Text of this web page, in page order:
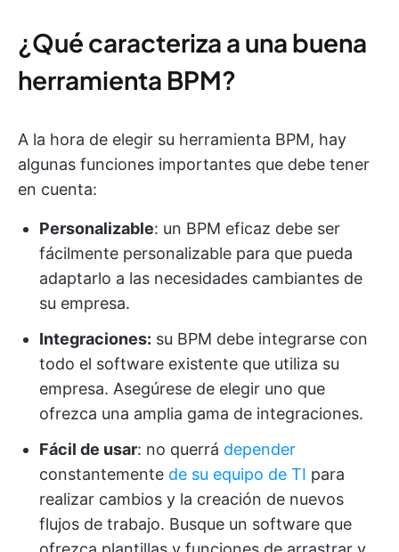
¿Qué caracteriza a una buena
herramienta BPM?
A la hora de elegir su herramienta BPM, hay
algunas funciones importantes que debe tener
en cuenta:
Personalizable: un BPM eficaz debe ser
fácilmente personalizable para que pueda
adaptarlo a las necesidades cambiantes de
su empresa.
Integraciones: su BPM debe integrarse con
todo el software existente que utiliza su
empresa. Asegúrese de elegir uno que
ofrezca una amplia gama de integraciones.
Fácil de usar: no querrá depender
constantemente de su equipo de TI para
realizar cambios y la creación de nuevos
flujos de trabajo. Busque un software que